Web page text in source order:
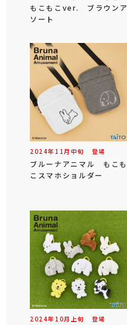
もこもこver. ブラウンア
ソート
2024年 11 月 中旬 登場
ブルーナアニマル もこも
こスマホショルダー
2024年 10月 上旬 登場